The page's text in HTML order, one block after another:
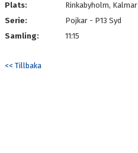
Plats:
Rinkabyholm, Kalmar
Serie:
Pojkar - P13 Syd
Samling:
11:15
<< Tillbaka